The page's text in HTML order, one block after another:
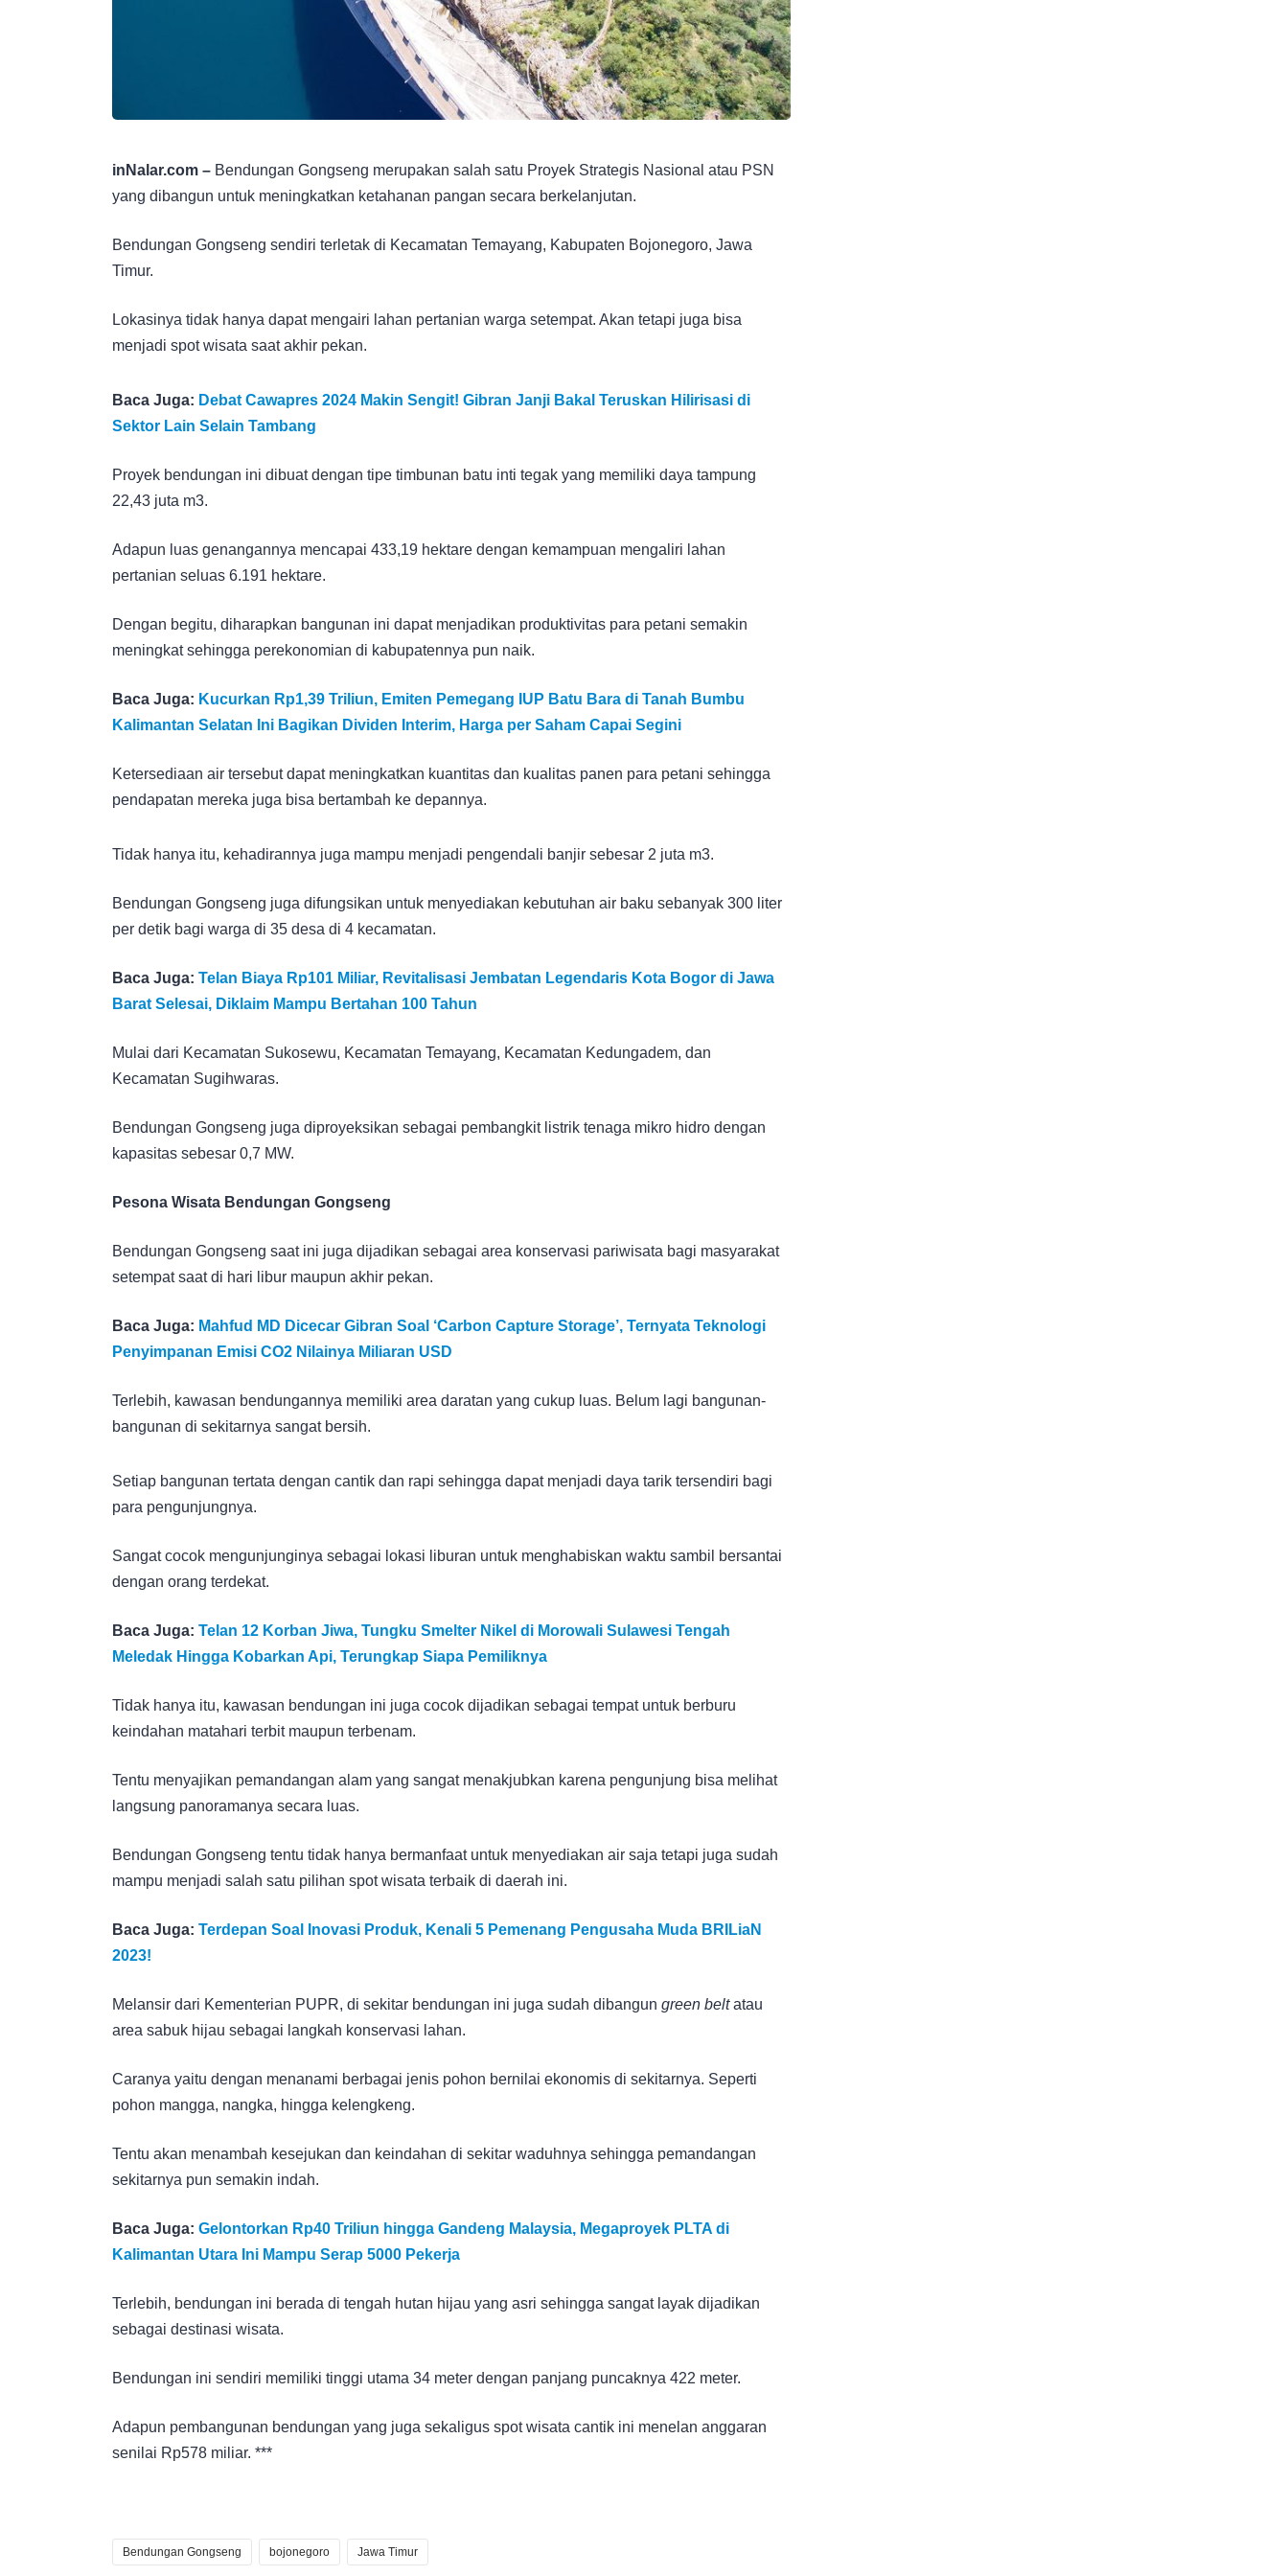
inNalar.com – Bendungan Gongseng merupakan salah satu Proyek Strategis Nasional atau PSN
yang dibangun untuk meningkatkan ketahanan pangan secara berkelanjutan.
Bendungan Gongseng sendiri terletak di Kecamatan Temayang, Kabupaten Bojonegoro, Jawa
Timur.
Lokasinya tidak hanya dapat mengairi lahan pertanian warga setempat. Akan tetapi juga bisa
menjadi spot wisata saat akhir pekan.
Baca Juga: Debat Cawapres 2024 Makin Sengit! Gibran Janji Bakal Teruskan Hilirisasi di
Sektor Lain Selain Tambang
Proyek bendungan ini dibuat dengan tipe timbunan batu inti tegak yang memiliki daya tampung
22,43 juta m3.
Adapun luas genangannya mencapai 433,19 hektare dengan kemampuan mengaliri lahan
pertanian seluas 6.191 hektare.
Dengan begitu, diharapkan bangunan ini dapat menjadikan produktivitas para petani semakin
meningkat sehingga perekonomian di kabupatennya pun naik.
Baca Juga: Kucurkan Rp1,39 Triliun, Emiten Pemegang IUP Batu Bara di Tanah Bumbu
Kalimantan Selatan Ini Bagikan Dividen Interim, Harga per Saham Capai Segini
Ketersediaan air tersebut dapat meningkatkan kuantitas dan kualitas panen para petani sehingga
pendapatan mereka juga bisa bertambah ke depannya.
Tidak hanya itu, kehadirannya juga mampu menjadi pengendali banjir sebesar 2 juta m3.
Bendungan Gongseng juga difungsikan untuk menyediakan kebutuhan air baku sebanyak 300 liter
per detik bagi warga di 35 desa di 4 kecamatan.
Baca Juga: Telan Biaya Rp101 Miliar, Revitalisasi Jembatan Legendaris Kota Bogor di Jawa
Barat Selesai, Diklaim Mampu Bertahan 100 Tahun
Mulai dari Kecamatan Sukosewu, Kecamatan Temayang, Kecamatan Kedungadem, dan
Kecamatan Sugihwaras.
Bendungan Gongseng juga diproyeksikan sebagai pembangkit listrik tenaga mikro hidro dengan
kapasitas sebesar 0,7 MW.
Pesona Wisata Bendungan Gongseng
Bendungan Gongseng saat ini juga dijadikan sebagai area konservasi pariwisata bagi masyarakat
setempat saat di hari libur maupun akhir pekan.
Baca Juga: Mahfud MD Dicecar Gibran Soal ‘Carbon Capture Storage’, Ternyata Teknologi
Penyimpanan Emisi CO2 Nilainya Miliaran USD
Terlebih, kawasan bendungannya memiliki area daratan yang cukup luas. Belum lagi bangunan-
bangunan di sekitarnya sangat bersih.
Setiap bangunan tertata dengan cantik dan rapi sehingga dapat menjadi daya tarik tersendiri bagi
para pengunjungnya.
Sangat cocok mengunjunginya sebagai lokasi liburan untuk menghabiskan waktu sambil bersantai
dengan orang terdekat.
Baca Juga: Telan 12 Korban Jiwa, Tungku Smelter Nikel di Morowali Sulawesi Tengah
Meledak Hingga Kobarkan Api, Terungkap Siapa Pemiliknya
Tidak hanya itu, kawasan bendungan ini juga cocok dijadikan sebagai tempat untuk berburu
keindahan matahari terbit maupun terbenam.
Tentu menyajikan pemandangan alam yang sangat menakjubkan karena pengunjung bisa melihat
langsung panoramanya secara luas.
Bendungan Gongseng tentu tidak hanya bermanfaat untuk menyediakan air saja tetapi juga sudah
mampu menjadi salah satu pilihan spot wisata terbaik di daerah ini.
Baca Juga: Terdepan Soal Inovasi Produk, Kenali 5 Pemenang Pengusaha Muda BRILiaN
2023!
Melansir dari Kementerian PUPR, di sekitar bendungan ini juga sudah dibangun green beltatau
area sabuk hijau sebagai langkah konservasi lahan.
Caranya yaitu dengan menanami berbagai jenis pohon bernilai ekonomis di sekitarnya. Seperti
pohon mangga, nangka, hingga kelengkeng.
Tentu akan menambah kesejukan dan keindahan di sekitar waduhnya sehingga pemandangan
sekitarnya pun semakin indah.
Baca Juga: Gelontorkan Rp40 Triliun hingga Gandeng Malaysia, Megaproyek PLTA di
Kalimantan Utara Ini Mampu Serap 5000 Pekerja
Terlebih, bendungan ini berada di tengah hutan hijau yang asri sehingga sangat layak dijadikan
sebagai destinasi wisata.
Bendungan ini sendiri memiliki tinggi utama 34 meter dengan panjang puncaknya 422 meter.
Adapun pembangunan bendungan yang juga sekaligus spot wisata cantik ini menelan anggaran
senilai Rp578 miliar. ***
Bendungan Gongseng bojonegoro Jawa Timur